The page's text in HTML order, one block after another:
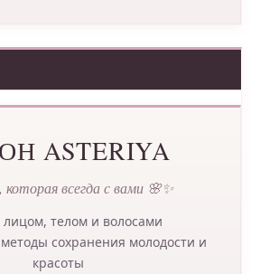
ASTERIYA
всегда с вами 🌸✨
лицом, телом и волосами
сохранения молодости и
красоты